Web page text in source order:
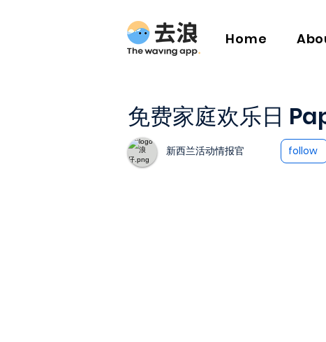
Home
免费家庭欢乐日
新西兰活动情报官 follow